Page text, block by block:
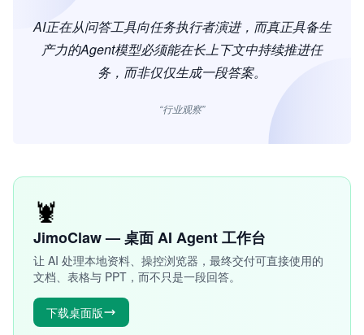
AI正在从问答工具向任务执行者演进，而真正具备生
产力的Agent模型必须能在长上下文中持续推进任
务，而非仅仅生成一段答案。
“行业观察”
🦞
JimoClaw — 桌面 AI Agent 工作台
让 AI 处理本地资料、操控浏览器，最终交付可直接使用的
文档、表格与 PPT，而不只是一段回答。
下载桌面版